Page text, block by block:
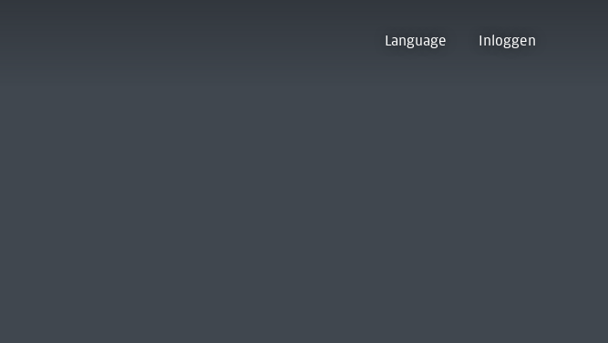
Language Inloggen